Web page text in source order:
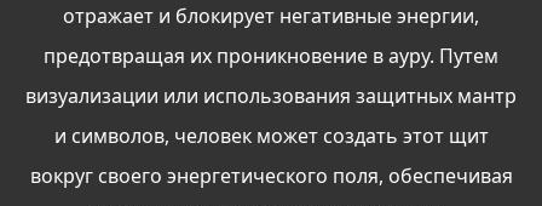
отражает и блокирует негативные энергии,
предотвращая их проникновение в ауру. Путем
визуализации или использования защитных мантр
и символов, человек может создать этот щит
вокруг своего энергетического поля, обеспечивая